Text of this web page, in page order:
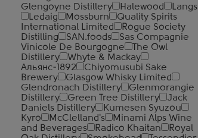
Glengoyne Distillery
Halewood
Langs
Ledaig
Mossburn
Quality Spirits
International Limited
Rogue Society
Distilling
SAN.foods
Sas Compagnie
Vinicole De Bourgogne
The Owl
Distillery
Whyte & Mackay
Альянс-1892
Chiyomusubi Sake
Brewery
Glasgow Whisky Limited
Glendronach Distillery
Glenmorangie
Distillery
Green Tree Distillery
Jack
Daniels Distillery
Kumesen Syuzou
Kyro
McClelland's
Minami Alps Wine
and Beverages
Radico Khaitan
Royal